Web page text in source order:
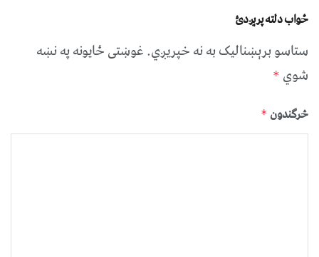
ځواب دلته پرېږدئ
ستاسو برېښناليک به نه خپريږي.غوښتى ځایونه په نښه
شوي *
څرگندون *